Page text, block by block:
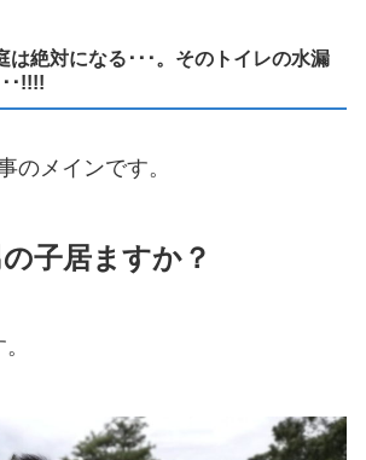
は絶対になる･･･。そのトイレの水漏
･!!!!
のメインです。
子居ますか？